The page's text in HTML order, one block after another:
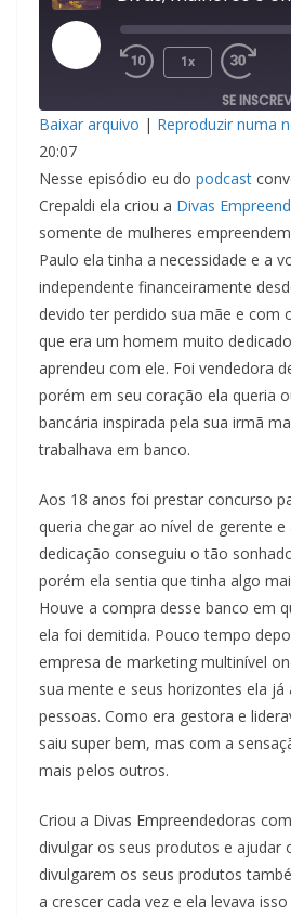
Reproduzir
1x
SE
FEED RSS
COMPAR
TILHAR
LINK
INCORPO
RAR
Baixar arquivo | Reproduzir numa
20:07
Nesse episódio eu do podcast
Crepaldi ela criou a Divas
somente de mulheres
Paulo ela tinha a necessidade e a
independente financeiramente
devido ter perdido sua mãe e com
que era um homem muito
aprendeu com ele. Foi vendedora
porém em seu coração ela queria
bancária inspirada pela sua irmã
trabalhava em banco.
Aos 18 anos foi prestar concurso
queria chegar ao nível de gerente
dedicação conseguiu o tão
porém ela sentia que tinha algo
Houve a compra desse banco em
ela foi demitida. Pouco tempo
empresa de marketing multinível
sua mente e seus horizontes ela já
pessoas. Como era gestora e
saiu super bem, mas com a
mais pelos outros.
Criou a Divas Empreendedoras
divulgar os seus produtos e ajudar
divulgarem os seus produtos
a crescer cada vez e ela levava